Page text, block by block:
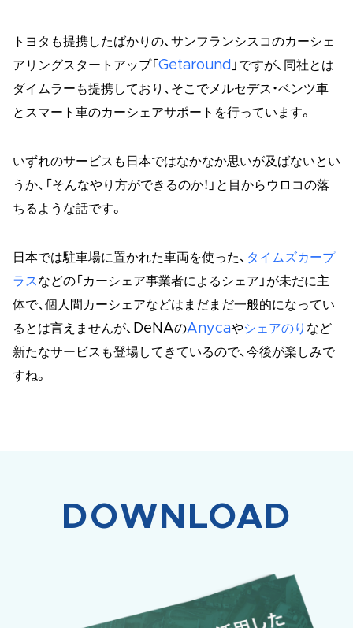
トヨタも提携したばかりの、サンフランシスコのカーシェ
アリングスタートアップ「 Getaround 」ですが、同社とは
ダイムラーも提携しており、そこでメルセデス・ベンツ車
とスマート車のカーシェアサポートを行っています。
いずれのサービスも日本ではなかなか思いが及ばないとい
うか、「そんなやり方ができるのか！」と目からウロコの落
ちるような話です。
日本では駐車場に置かれた車両を使った、 タイムズカープ
ラスなどの「カーシェア事業者によるシェア」が未だに主
体で、個人間カーシェアなどはまだまだ一般的になってい
るとは言えませんが、DeNAのAnycaやシェアのり など
新たなサービスも登場してきているので、今後が楽しみで
すね。
DOWNLOAD